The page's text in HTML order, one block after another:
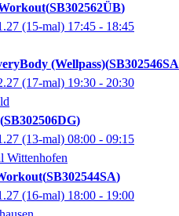
SB302562ÜB
(15-mal) 17:45 - 18:45
(Wellpass) SB302546SA
(17-mal) 19:30 - 20:30
SB302506DG
(13-mal) 08:00 - 09:15
Wittenhofen
SB302544SA
(16-mal) 18:00 - 19:00